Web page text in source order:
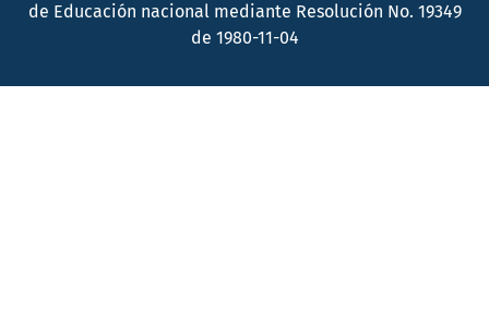
de Educación nacional mediante Resolución No. 19349
de 1980-11-04